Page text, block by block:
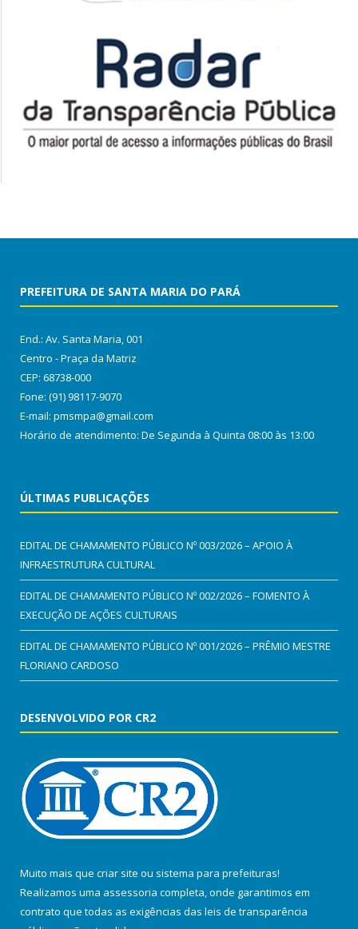
PREFEITURA DE SANTA MARIA DO PARÁ
End.: Av. Santa Maria, 001
Centro - Praça da Matriz
CEP: 68738-000
Fone: (91) 98117-9070
E-mail: pmsmpa@gmail.com
Horário de atendimento: De Segunda à Quinta 08:00 às 13:00
ÚLTIMAS PUBLICAÇÕES
EDITAL DE CHAMAMENTO PÚBLICO Nº 003/2026 – APOIO À
INFRAESTRUTURA CULTURAL
EDITAL DE CHAMAMENTO PÚBLICO Nº 002/2026 – FOMENTO À
EXECUÇÃO DE AÇÕES CULTURAIS
EDITAL DE CHAMAMENTO PÚBLICO Nº 001/2026 – PRÊMIO MESTRE
FLORIANO CARDOSO
DESENVOLVIDO POR CR2
Muito mais que criar site ou sistema para prefeituras!
Realizamos uma assessoria completa, onde garantimos em
contrato que todas as exigências das leis de transparência